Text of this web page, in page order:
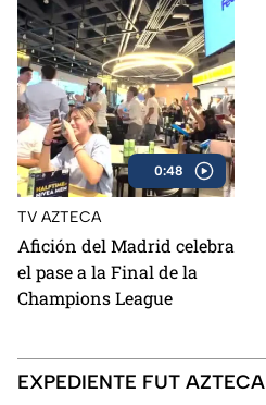
0:48
TV AZTECA
Afición del Madrid celebra
el pase a la Final de la
Champions League
EXPEDIENTE FUT AZTECA